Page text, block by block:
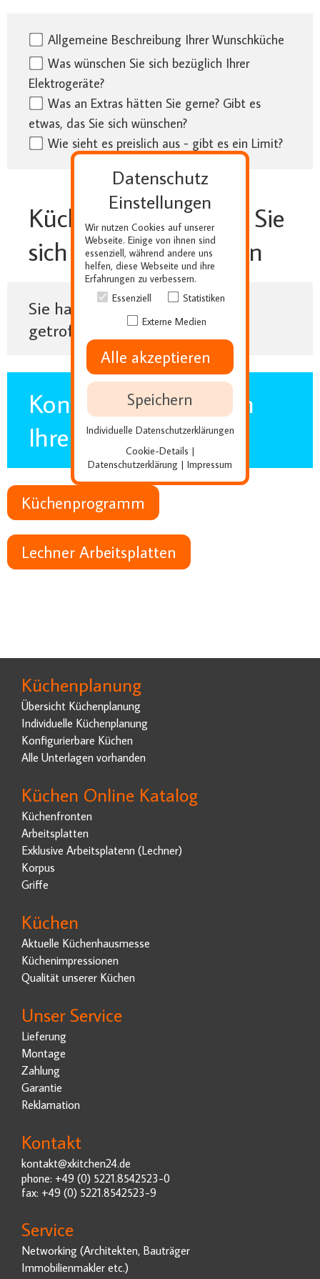
Allgemeine Beschreibung Ihrer Wunschküche
Was wünschen Sie sich bezüglich Ihrer
Elektrogeräte?
Was an Extras hätten Sie gerne? Gibt es
etwas, das Sie sich wünschen?
Wie sieht es preislich aus - gibt es ein Limit?
Küchenelemente, die Sie
sich ausgesucht haben
Sie haben noch keine Auswahl
getroffen
Konfigurieren Sie sich
Ihre Küche
Küchenprogramm
Lechner Arbeitsplatten
Küchenplanung
Übersicht Küchenplanung
Individuelle Küchenplanung
Konfigurierbare Küchen
Alle Unterlagen vorhanden
Küchen Online Katalog
Küchenfronten
Arbeitsplatten
Exklusive Arbeitsplatenn (Lechner)
Korpus
Griffe
Küchen
Aktuelle Küchenhausmesse
Küchenimpressionen
Qualität unserer Küchen
Unser Service
Lieferung
Montage
Zahlung
Garantie
Reklamation
Kontakt
kontakt@xkitchen24.de
phone: +49 (0) 5221.8542523-0
fax: +49 (0) 5221.8542523-9
Service
Networking (Architekten, Bauträger
Immobilienmakler etc.)
Datenschutz
Einstellungen
Wir nutzen Cookies auf unserer
Webseite. Einige von ihnen sind
essenziell, während andere uns
helfen, diese Webseite und ihre
Erfahrungen zu verbessern.
Essenziell
Statistiken
Externe Medien
Alle akzeptieren
Speichern
Individuelle Datenschutzerklärungen
Cookie-Details |
Datenschutzerklärung | Impressum